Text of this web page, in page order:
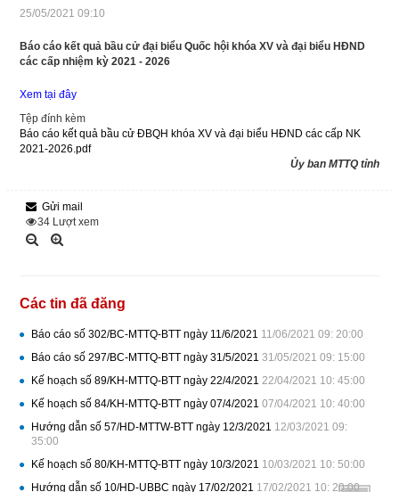
25/05/2021 09:10
Báo cáo kết quả bầu cử đại biểu Quốc hội khóa XV và đại biểu HĐND
các cấp nhiệm kỳ 2021 - 2026
Xem tại đây
Tệp đính kèm
Báo cáo kết quả bầu cử ĐBQH khóa XV và đại biểu HĐND các cấp NK
2021-2026.pdf
Ủy ban MTTQ tỉnh
Gửi mail
34 Lượt xem
Các tin đã đăng
Báo cáo số 302/BC-MTTQ-BTT ngày 11/6/2021 11/06/2021 09: 20:00
Báo cáo số 297/BC-MTTQ-BTT ngày 31/5/2021 31/05/2021 09: 15:00
Kế hoạch số 89/KH-MTTQ-BTT ngày 22/4/2021 22/04/2021 10: 45:00
Kế hoạch số 84/KH-MTTQ-BTT ngày 07/4/2021 07/04/2021 10: 40:00
Hướng dẫn số 57/HD-MTTW-BTT ngày 12/3/2021 12/03/2021 09:
35:00
Kế hoạch số 80/KH-MTTQ-BTT ngày 10/3/2021 10/03/2021 10: 50:00
Hướng dẫn số 10/HD-UBBC ngày 17/02/2021 17/02/2021 10: 20:00